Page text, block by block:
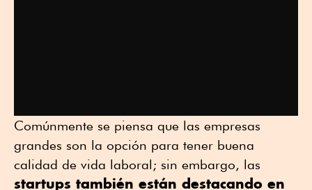
Comúnmente se piensa que las empresas
grandes son la opción para tener buena
calidad de vida laboral; sin embargo, las
startups también están destacando en